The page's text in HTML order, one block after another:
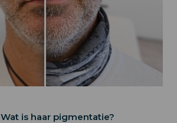
Wat is haar pigmentatie?